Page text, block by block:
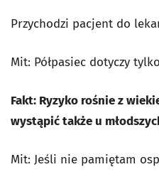
Przychodzi pacjent do
Mit: Półpasiec dotyczy
Fakt: Ryzyko rośnie z
wystąpić także u
Mit: Jeśli nie pamiętam